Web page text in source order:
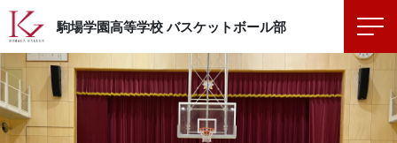
駒場学園高等学校 バスケットボール部